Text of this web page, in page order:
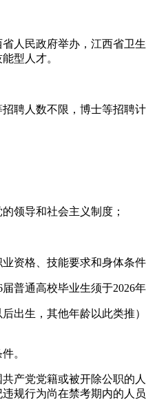
人民政府举办，江西省卫
型人才。
聘人数不限，博士等招聘
领导和社会主义制度；
资格、技能要求和身体条件
普通高校毕业生须于
后出生，其他年龄以此类
。
产党党籍或被开除公职的
规行为尚在禁考期内的人